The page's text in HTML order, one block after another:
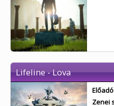
Lifeline - Lova
Zenei